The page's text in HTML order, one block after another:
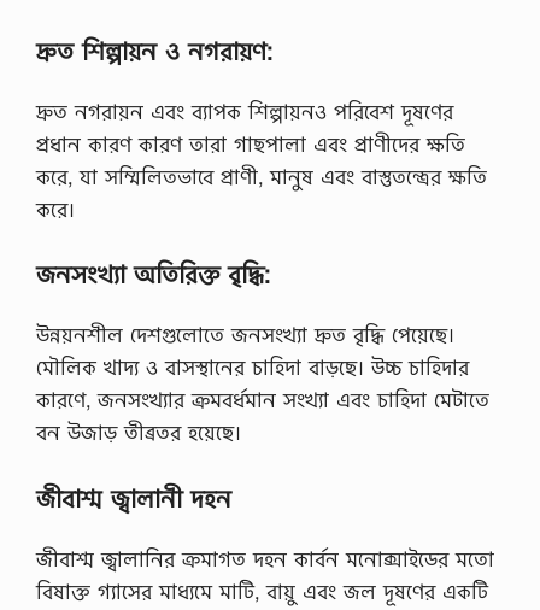
দ্রুত শিল্পায়ন ও নগরায়ণ:
দ্রুত নগরায়ন এবং ব্যাপক শিল্পায়নও পরিবেশ দূষণের
প্রধান কারণ কারণ তারা গাছপালা এবং প্রাণীদের ক্ষতি
করে, যা সম্মিলিতভাবে প্রাণী, মানুষ এবং বাস্তুতন্ত্রের ক্ষতি
করে।
জনসংখ্যা অতিরিক্ত বৃদ্ধি:
উন্নয়নশীল দেশগুলোতে জনসংখ্যা দ্রুত বৃদ্ধি পেয়েছে।
মৌলিক খাদ্য ও বাসস্থানের চাহিদা বাড়ছে। উচ্চ চাহিদার
কারণে, জনসংখ্যার ক্রমবর্ধমান সংখ্যা এবং চাহিদা মেটাতে
বন উজাড় তীব্রতর হয়েছে।
জীবাশ্ম জ্বালানী দহন
জীবাশ্ম জ্বালানির ক্রমাগত দহন কার্বন মনোক্সাইডের মতো
বিষাক্ত গ্যাসের মাধ্যমে মাটি, বায়ু এবং জল দূষণের একটি